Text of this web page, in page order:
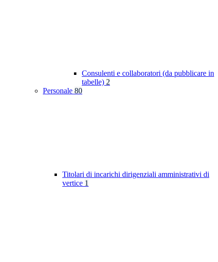
Consulenti e collaboratori (da pubblicare in
tabelle) 2
Personale 80
Titolari di incarichi dirigenziali amministrativi di
vertice 1